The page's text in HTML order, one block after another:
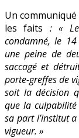
Un
les faits : «
condamné, le
une peine de
saccagé et
porte-greffes de
soit la décision
que la
sa part l’institut
vigueur. »